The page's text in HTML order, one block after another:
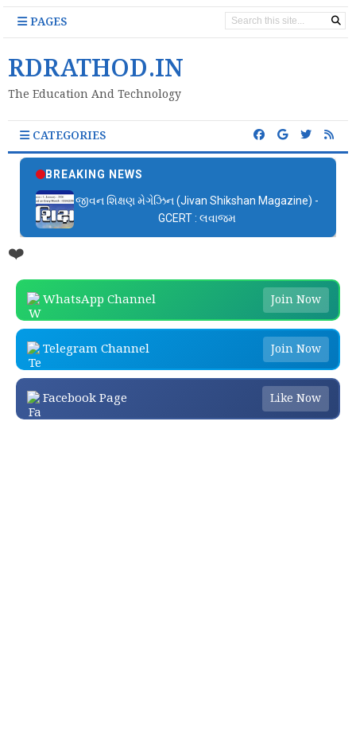
PAGES
RDRATHOD.IN
The Education And Technology
CATEGORIES
BREAKING NEWS
જીવન શિક્ષણ મેગેઝિન (Jivan Shikshan Magazine) -
GCERT : લવાજમ
❤️
WhatsApp Channel Join Now
Telegram Channel Join Now
Facebook Page Like Now